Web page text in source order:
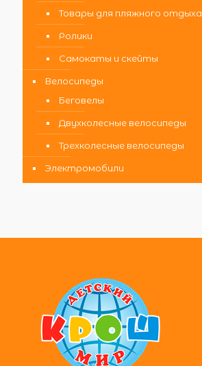
Товары для пляжного отдыха
Ролики
Самокаты и скейты
Велосипеды
Беговелы
Двухколесные велосипеды
Трехколесные велосипеды
Электромобили